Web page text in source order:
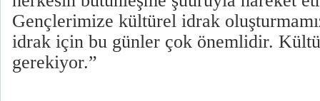
Gençlerimize kültürel idrak
idrak için bu günler çok önemlidir.
gerekiyor.”